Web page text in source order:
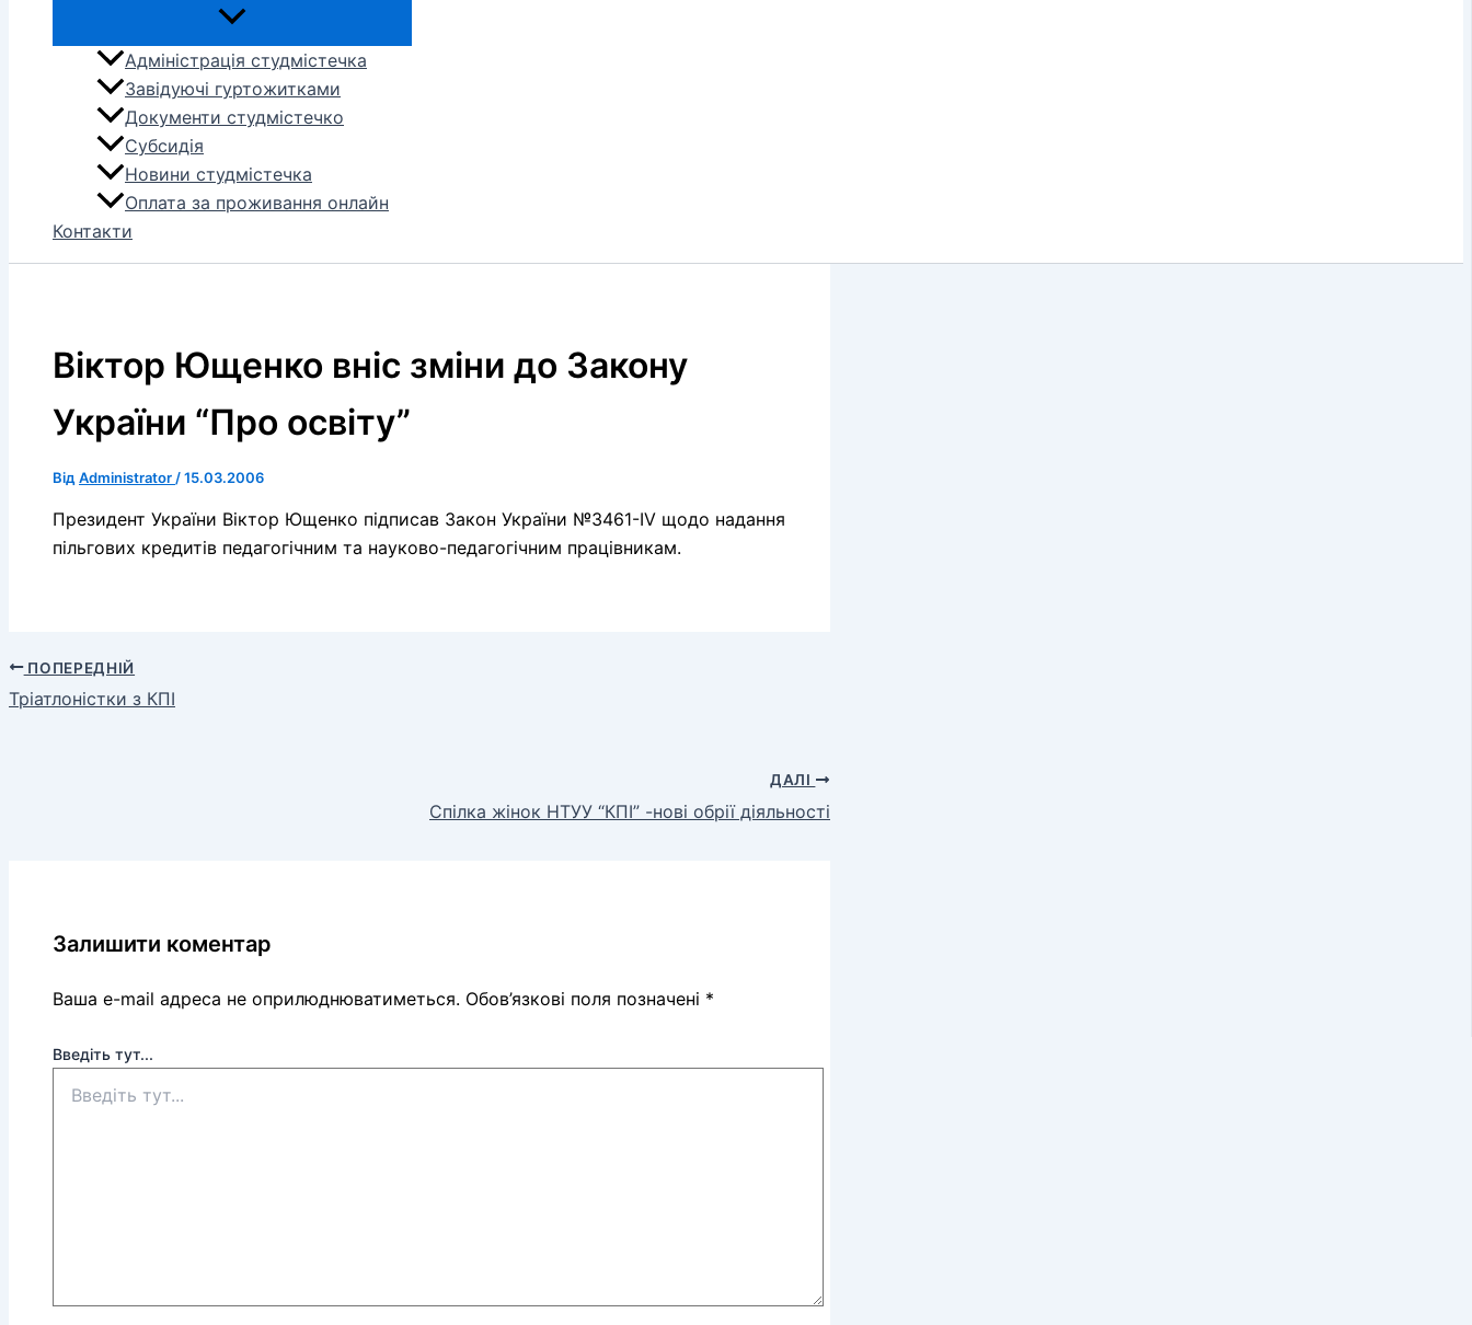
Адміністрація студмістечка
Завідуючі гуртожитками
Документи студмістечко
Субсидія
Новини студмістечка
Оплата за проживання онлайн
Контакти
Віктор Ющенко вніс зміни до Закону
України “Про освіту”
Від Administrator /15.03.2006
Президент України Віктор Ющенко підписав Закон України №3461-IV щодо надання
пільгових кредитів педагогічним та науково-педагогічним працівникам.
ПОПЕРЕДНІЙ
Тріатлоністки з КПІ
ДАЛІ
Спілка жінок НТУУ “КПІ” -нові обрії діяльності
Залишити коментар
Ваша e-mail адреса не оприлюднюватиметься. Обов’язкові поля позначені *
Введіть тут...